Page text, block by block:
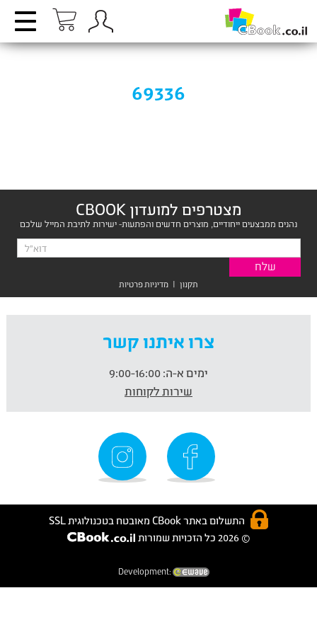
69336
מצטרפים למועדון CBOOK
נהנים ממבצעים ייחודיים, מוצרים חדשים והפתעות- ישירות לתיבת המייל שלכם
תקנון | מדיניות פרטיות
צרו איתנו קשר
ימים א-ה:
שירות לקוחות
התשלום באתר CBook מאובטח בטכנולוגית SSL
© 2026 כל הזכויות שמורות
Development: